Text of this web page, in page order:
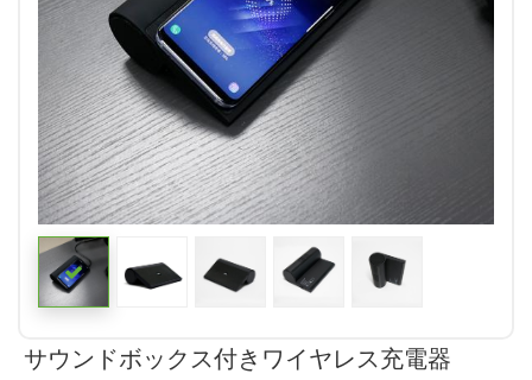
サウンドボックス付きワイヤレス充電器